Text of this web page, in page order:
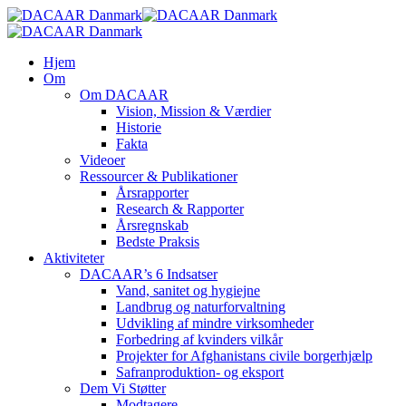
Skip
to
content
search
Menu
Hjem
Om
Om DACAAR
Vision, Mission & Værdier
Historie
Fakta
Videoer
Ressourcer & Publikationer
Årsrapporter
Research & Rapporter
Årsregnskab
Bedste Praksis
Aktiviteter
DACAAR’s 6 Indsatser
Vand, sanitet og hygiejne
Landbrug og naturforvaltning
Udvikling af mindre virksomheder
Forbedring af kvinders vilkår
Projekter for Afghanistans civile borgerhjælp
Safranproduktion- og eksport
Dem Vi Støtter